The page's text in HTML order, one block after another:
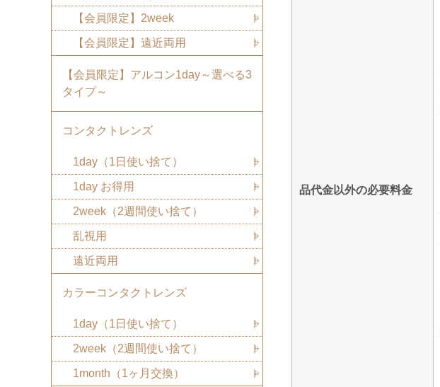
品代金以外の必要料金
【会員限定】2week
【会員限定】遠近両用
【会員限定】アルコン1day～選べる3
タイプ～
コンタクトレンズ
1day（1日使い捨て）
1day お得用
2week（2週間使い捨て）
乱視用
遠近両用
カラーコンタクトレンズ
1day（1日使い捨て）
2week（2週間使い捨て）
1month（1ヶ月交換）